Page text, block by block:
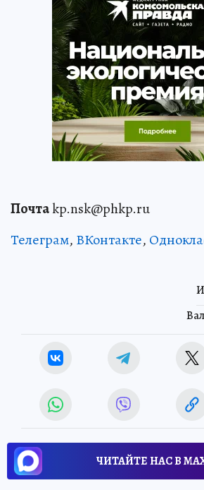
Почтаkp.nsk@phkp.ru
Телеграм, ВКонтакте,
ЧИТАЙТЕ НАС В